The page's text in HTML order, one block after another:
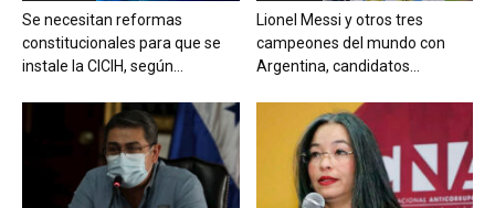
Se necesitan reformas
constitucionales para que se
instale la CICIH, según...
Lionel Messi y otros tres
campeones del mundo con
Argentina, candidatos...